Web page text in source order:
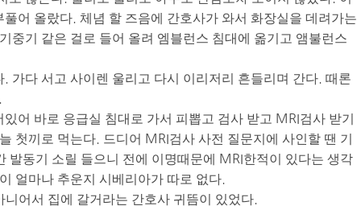
어 올랐다. 체념 할 즈음에 간호사가 와서 화장실을 데려가는
중기 같은 걸로 들어 올려 엠블런스 침대에 옮기고 앰불런스
가다 서고 사이렌 울리고 다시 이리저리 흔들리며 간다. 때론
어 바로 응급실 침대로 가서 피뽑고 검사 받고 MRI검사 받기
첫끼로 먹는다. 드디어 MRI검사 사전 질문지에 사인할 땐 기
발동기 소릴 들으니 전에 이명때문에 MRI한적이 있다는 생각
얼마나 추운지 시베리아가 따로 없다.
어서 집에 갈거라는 간호사 귀뜸이 있었다.